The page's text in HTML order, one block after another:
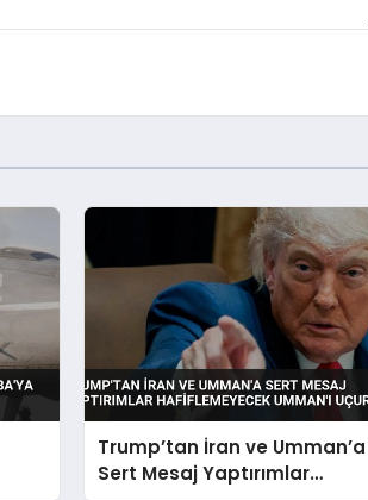
Trump’tan İran ve Umman’a
Sert Mesaj Yaptırımlar